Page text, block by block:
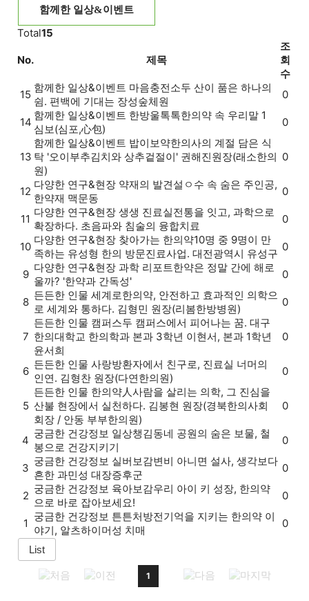
함께한 일상&이벤트
Total15
No. 제목
조
회
수
15
함께한 일상&이벤트 마음충전소두 산이 품은 하나의
쉼. 편백에 기대는 장성숲체원
0
14
함께한 일상&이벤트 한방울톡톡한의약 속 우리말 1
심보(심포,心包)
0
13
함께한 일상&이벤트 밥이보약한의사의 계절 담은 식
탁 '오이부추김치와 상추겉절이' 권해진원장(래소한의
원)
0
12
다양한 연구&현장 약재의 발견설ㅇ수 속 숨은 주인공,
한약재 맥문동
0
11
다양한 연구&현장 생생 진료실전통을 잇고, 과학으로
확장하다. 초음파와 침술의 융합치료
0
10
다양한 연구&현장 찾아가는 한의약10명 중 9명이 만
족하는 유성형 한의 방문진료사업. 대전광역시 유성구
0
9
다양한 연구&현장 과학 리포트한약은 정말 간에 해로
울까? '한약과 간독성'
0
8
든든한 인물 세계로한의약, 안전하고 효과적인 의학으
로 세계와 통하다. 김형민 원장(리봄한방병원)
0
7
든든한 인물 캠퍼스두 캠퍼스에서 피어나는 꿈. 대구
한의대학교 한의학과 본과 3학년 이현서, 본과 1학년
윤서희
0
6
든든한 인물 사랑방환자에서 친구로, 진료실 너머의
인연. 김형찬 원장(다연한의원)
0
5
든든한 인물 한의약人사람을 살리는 의학, 그 진심을
산불 현장에서 실천하다. 김봉현 원장(경북한의사회
회장 / 안동 부부한의원)
0
4
궁금한 건강정보 일상챙김동네 공원의 숨은 보물, 철
봉으로 건강지키기
0
3
궁금한 건강정보 실버보감변비 아니면 설사, 생각보다
흔한 과민성 대장증후군
0
2
궁금한 건강정보 육아보감우리 아이 키 성장, 한의약
으로 바로 잡아보세요!
0
1
궁금한 건강정보 튼튼처방전기억을 지키는 한의약 이
야기, 알츠하이머성 치매
0
1